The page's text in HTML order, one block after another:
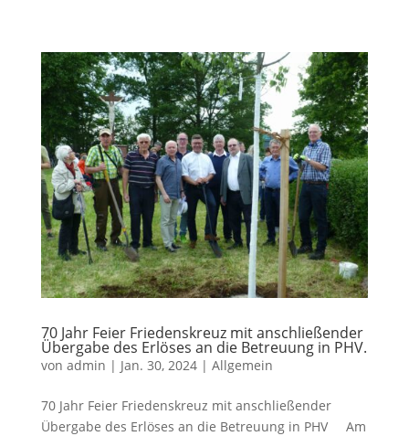
70 Jahr Feier Friedenskreuz mit anschließender
Übergabe des Erlöses an die Betreuung in PHV.
von admin | Jan. 30, 2024| Allgemein
70 Jahr Feier Friedenskreuz mit anschließender
Übergabe des Erlöses an die Betreuung in PHV Am